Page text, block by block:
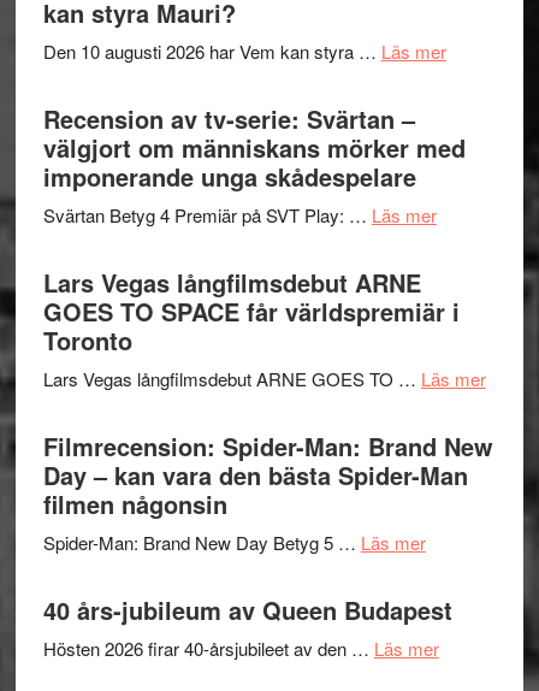
Edge
och
en
i
kan styra Mauri?
Den 10 augusti 2026 har Vem kan styra … Läs merom
valet
synas
kan
Recension av tv-serie: Svärtan –
välgjort om människans mörker med
imponerande unga skådespelare
Svärtan Betyg 4 Premiär på SVT Play: … Läs merom
tv-
serie:
–
om
människans
Lars Vegas långfilmsdebut ARNE
GOES TO SPACE får världspremiär i
Toronto
Lars Vegas långfilmsdebut ARNE GOES TO … Läs merom
Filmrecension: Spider-Man: Brand New
Day – kan vara den bästa Spider-Man
filmen någonsin
Spider-Man: Brand New Day Betyg 5 … Läs merom
Spider-
Man:
Brand
40 års-jubileum av Queen Budapest
Hösten 2026 firar 40-årsjubileet av den … Läs merom